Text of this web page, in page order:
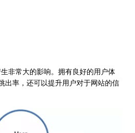
非常大的影响。拥有良好的用户体
出率，还可以提升用户对于网站的信